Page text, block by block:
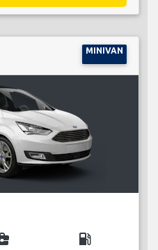
MINIVAN
local_gas_station